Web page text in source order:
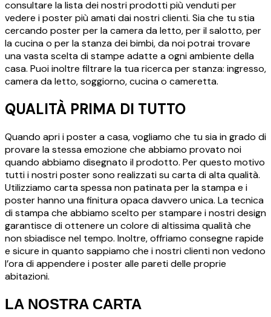
consultare la lista dei nostri prodotti più venduti per
vedere i poster più amati dai nostri clienti. Sia che tu stia
cercando poster per la camera da letto, per il salotto, per
la cucina o per la stanza dei bimbi, da noi potrai trovare
una vasta scelta di stampe adatte a ogni ambiente della
casa. Puoi inoltre filtrare la tua ricerca per stanza: ingresso,
camera da letto, soggiorno, cucina o cameretta.
QUALITÀ PRIMA DI TUTTO
Quando apri i poster a casa, vogliamo che tu sia in grado di
provare la stessa emozione che abbiamo provato noi
quando abbiamo disegnato il prodotto. Per questo motivo
tutti i nostri poster sono realizzati su carta di alta qualità.
Utilizziamo carta spessa non patinata per la stampa e i
poster hanno una finitura opaca davvero unica. La tecnica
di stampa che abbiamo scelto per stampare i nostri design
garantisce di ottenere un colore di altissima qualità che
non sbiadisce nel tempo. Inoltre, offriamo consegne rapide
e sicure in quanto sappiamo che i nostri clienti non vedono
l’ora di appendere i poster alle pareti delle proprie
abitazioni.
LA NOSTRA CARTA